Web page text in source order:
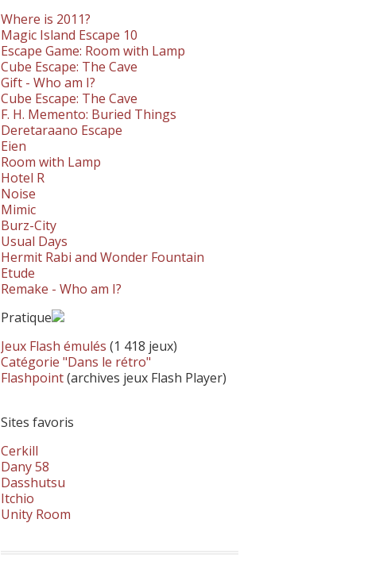
Where is 2011?
Magic Island Escape 10
Escape Game: Room with Lamp
Cube Escape: The Cave
Gift - Who am I?
Cube Escape: The Cave
F. H. Memento: Buried Things
Deretaraano Escape
Eien
Room with Lamp
Hotel R
Noise
Mimic
Burz-City
Usual Days
Hermit Rabi and Wonder Fountain
Etude
Remake - Who am I?
Pratique
Jeux Flash émulés (1 418 jeux)
Catégorie "Dans le rétro"
Flashpoint(archives jeux Flash Player)
Sites favoris
Cerkill
Dany 58
Dasshutsu
Itchio
Unity Room